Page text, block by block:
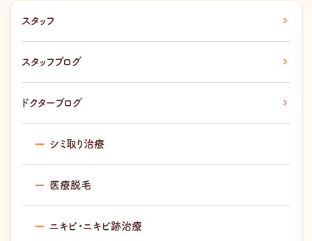
スタッフ
スタッフブログ
ドクターブログ
シミ取り治療
医療脱毛
ニキビ・ニキビ跡治療